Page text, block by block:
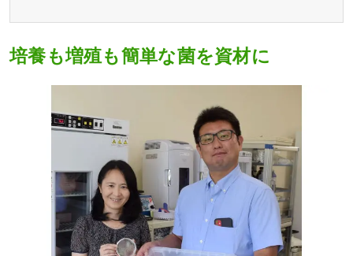
培養も増殖も簡単な菌を資材に